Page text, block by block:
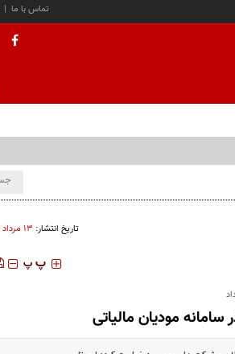
| تماس با ما
تاریخ انتشار: ۱۳ مرداد ۱۴۰۱ - ۱۰:۴۸
‍‍‍ پ پ